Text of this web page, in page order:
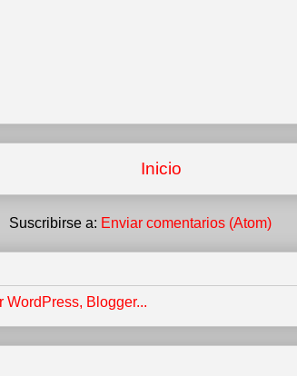
Inicio
Suscribirse a: Enviar comentarios (Atom)